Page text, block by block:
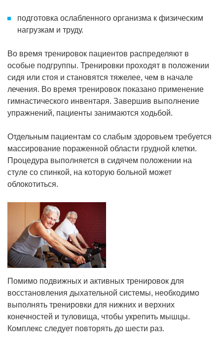
подготовка ослабленного организма к физическим
нагрузкам и труду.
Во время тренировок пациентов распределяют в
особые подгруппы. Тренировки проходят в положении
сидя или стоя и становятся тяжелее, чем в начале
лечения. Во время тренировок показано применение
гимнастического инвентаря. Завершив выполнение
упражнений, пациенты занимаются ходьбой.
Отдельным пациентам со слабым здоровьем требуется
массирование пораженной области грудной клетки.
Процедура выполняется в сидячем положении на
стуле со спинкой, на которую больной может
облокотиться.
Помимо подвижных и активных тренировок для
восстановления дыхательной системы, необходимо
выполнять тренировки для нижних и верхних
конечностей и туловища, чтобы укрепить мышцы.
Комплекс следует повторять до шести раз.